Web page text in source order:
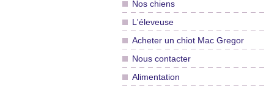
Nos chiens
L'éleveuse
Acheter un chiot Mac Gregor
Nous contacter
Alimentation